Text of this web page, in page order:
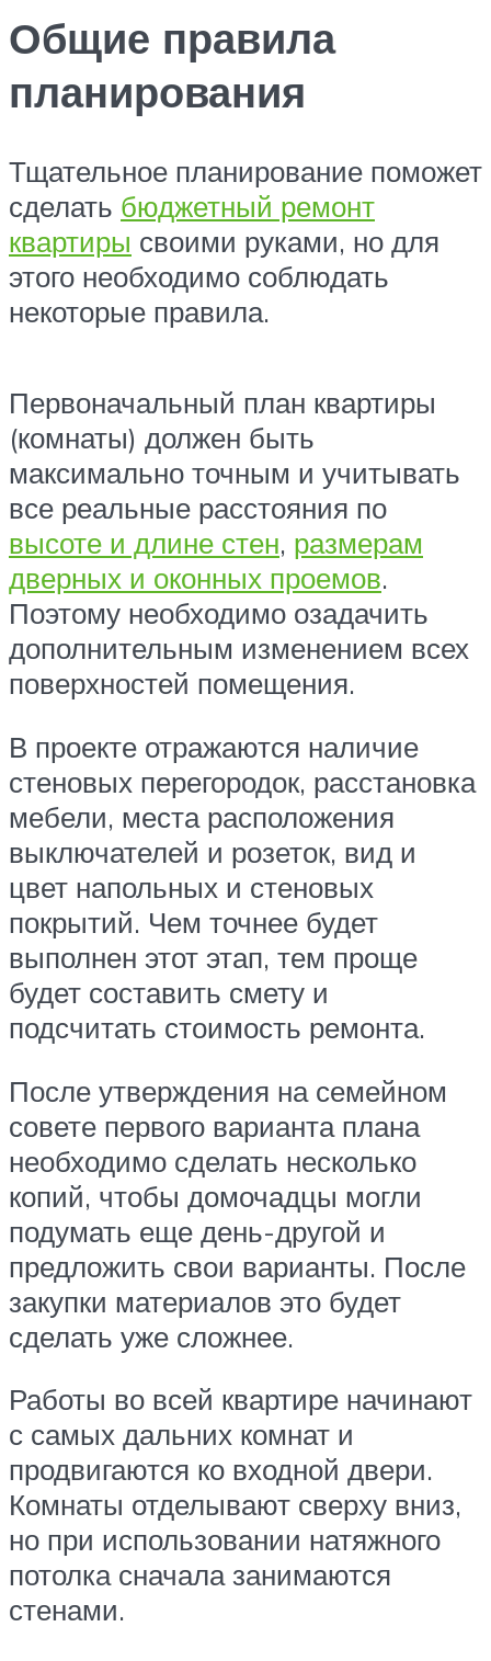
Общие правила
планирования
Тщательное планирование поможет
сделать бюджетный ремонт
квартиры своими руками, но для
этого необходимо соблюдать
некоторые правила.
Первоначальный план квартиры
(комнаты) должен быть
максимально точным и учитывать
все реальные расстояния по
высоте и длине стен, размерам
дверных и оконных проемов.
Поэтому необходимо озадачить
дополнительным изменением всех
поверхностей помещения.
В проекте отражаются наличие
стеновых перегородок, расстановка
мебели, места расположения
выключателей и розеток, вид и
цвет напольных и стеновых
покрытий. Чем точнее будет
выполнен этот этап, тем проще
будет составить смету и
подсчитать стоимость ремонта.
После утверждения на семейном
совете первого варианта плана
необходимо сделать несколько
копий, чтобы домочадцы могли
подумать еще день-другой и
предложить свои варианты. После
закупки материалов это будет
сделать уже сложнее.
Работы во всей квартире начинают
с самых дальних комнат и
продвигаются ко входной двери.
Комнаты отделывают сверху вниз,
но при использовании натяжного
потолка сначала занимаются
стенами.